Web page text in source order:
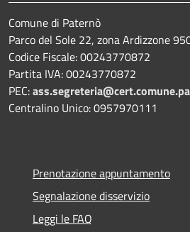
Comune di Paternò
Parco del Sole 22, zona Ardizzone
Codice Fiscale: 00243770872
Partita IVA: 00243770872
PEC:
Centralino Unico: 0957970111
Prenotazione appuntamento
Segnalazione disservizio
Leggi le FAQ